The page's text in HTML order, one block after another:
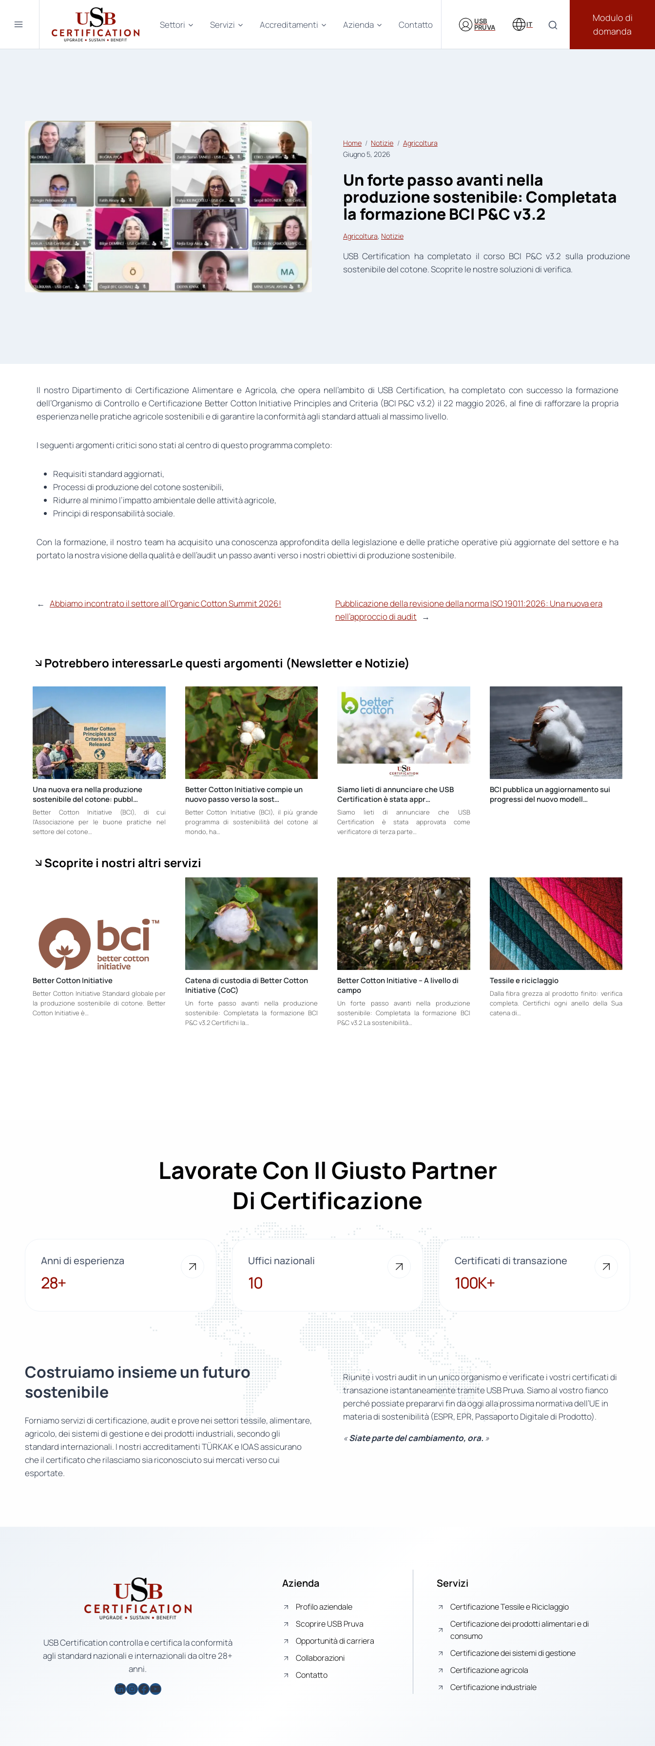
Settori Servizi Accreditamenti Azienda Contatto
USB
PRUVA
IT
Modulo di
domanda
Home Notizie
Agricoltura
Giugno 5, 2026
Un forte passo avanti nella
produzione sostenibile: Completata
la formazione BCI P&C v3.2
Agricoltura, Notizie
USB Certification ha completato il corso BCI P&C v3.2 sulla produzione
sostenibile del cotone. Scoprite le nostre soluzioni di verifica.
Il nostro Dipartimento di Certificazione Alimentare e Agricola, che opera nell’ambito di USB Certification, ha completato con successo la formazione
dell’Organismo di Controllo e Certificazione Better Cotton Initiative Principles and Criteria (BCI P&C v3.2) il 22 maggio 2026, al fine di rafforzare la propria
esperienza nelle pratiche agricole sostenibili e di garantire la conformità agli standard attuali al massimo livello.
I seguenti argomenti critici sono stati al centro di questo programma completo:
Requisiti standard aggiornati,
Processi di produzione del cotone sostenibili,
Ridurre al minimo l’impatto ambientale delle attività agricole,
Principi di responsabilità sociale.
Con la formazione, il nostro team ha acquisito una conoscenza approfondita della legislazione e delle pratiche operative più aggiornate del settore e ha
portato la nostra visione della qualità e dell’audit un passo avanti verso i nostri obiettivi di produzione sostenibile.
← Abbiamo incontrato il settore all’Organic Cotton Summit 2026!
Pubblicazione della revisione della norma ISO 19011:2026: Una nuova era
nell’approccio di audit
→
Potrebbero interessarLe questi argomenti (Newsletter e Notizie)
Una nuova era nella produzione
sostenibile del cotone: pubbl…
Better Cotton Initiative (BCI), di cui
l’Associazione per le buone pratiche nel
settore del cotone…
Better Cotton Initiative compie un
nuovo passo verso la sost…
Better Cotton Initiative (BCI), il più grande
programma di sostenibilità del cotone al
mondo, ha…
Siamo lieti di annunciare che USB
Certification è stata appr…
Siamo lieti di annunciare che USB
Certification è stata approvata come
verificatore di terza parte…
BCI pubblica un aggiornamento sui
progressi del nuovo modell…
Scoprite i nostri altri servizi
Better Cotton Initiative
Better Cotton Initiative Standard globale per
la produzione sostenibile di cotone. Better
Cotton Initiative è…
Catena di custodia di Better Cotton
Initiative (CoC)
Un forte passo avanti nella produzione
sostenibile: Completata la formazione BCI
P&C v3.2 Certifichi la…
Better Cotton Initiative – A livello di
campo
Un forte passo avanti nella produzione
sostenibile: Completata la formazione BCI
P&C v3.2 La sostenibilità…
Tessile e riciclaggio
Dalla fibra grezza al prodotto finito: verifica
completa. Certifichi ogni anello della Sua
catena di…
Lavorate Con Il Giusto Partner
Di Certificazione
Anni di esperienza
28+
28+
Uffici nazionali
10
10
Certificati di transazione
100K+
100K+
Costruiamo insieme un futuro
sostenibile
Forniamo servizi di certificazione, audit e prove nei settori tessile, alimentare,
agricolo, dei sistemi di gestione e dei prodotti industriali, secondo gli
standard internazionali. I nostri accreditamenti TÜRKAK e IOAS assicurano
che il certificato che rilasciamo sia riconosciuto sui mercati verso cui
esportate.
Riunite i vostri audit in un unico organismo e verificate i vostri certificati di
transazione istantaneamente tramite USB Pruva. Siamo al vostro fianco
perché possiate prepararvi fin da oggi alla prossima normativa dell’UE in
materia di sostenibilità (ESPR, EPR, Passaporto Digitale di Prodotto).
«Siate parte del cambiamento, ora. »
USB Certification controlla e certifica la conformità
agli standard nazionali e internazionali da oltre 28+
anni.
LinkedIn
Instagram
Facebook
YouTube
Azienda
Profilo aziendale
Scoprire USB Pruva
Opportunità di carriera
Collaborazioni
Contatto
Servizi
Certificazione Tessile e Riciclaggio
Certificazione dei prodotti alimentari e di
consumo
Certificazione dei sistemi di gestione
Certificazione agricola
Certificazione industriale